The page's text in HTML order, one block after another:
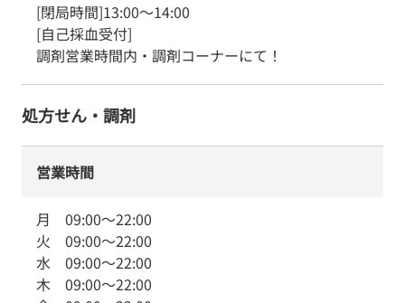
[閉局時間]13:00～14:00
[自己採血受付]
調剤営業時間内・調剤コーナーにて！
処方せん・調剤
営業時間
月 09:00～22:00
火 09:00～22:00
水 09:00～22:00
木 09:00～22:00